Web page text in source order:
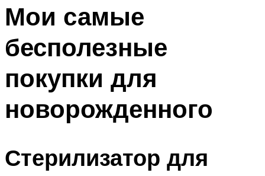
Мои самые
бесполезные
покупки для
новорожденного
Стерилизатор для